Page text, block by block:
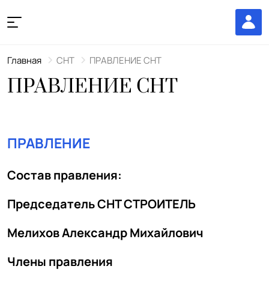
Главная СНТ ПРАВЛЕНИЕ СНТ
ПРАВЛЕНИЕ СНТ
ПРАВЛЕНИЕ
Состав правления:
Председатель СНТ СТРОИТЕЛЬ
Мелихов Александр Михайлович
Члены правления